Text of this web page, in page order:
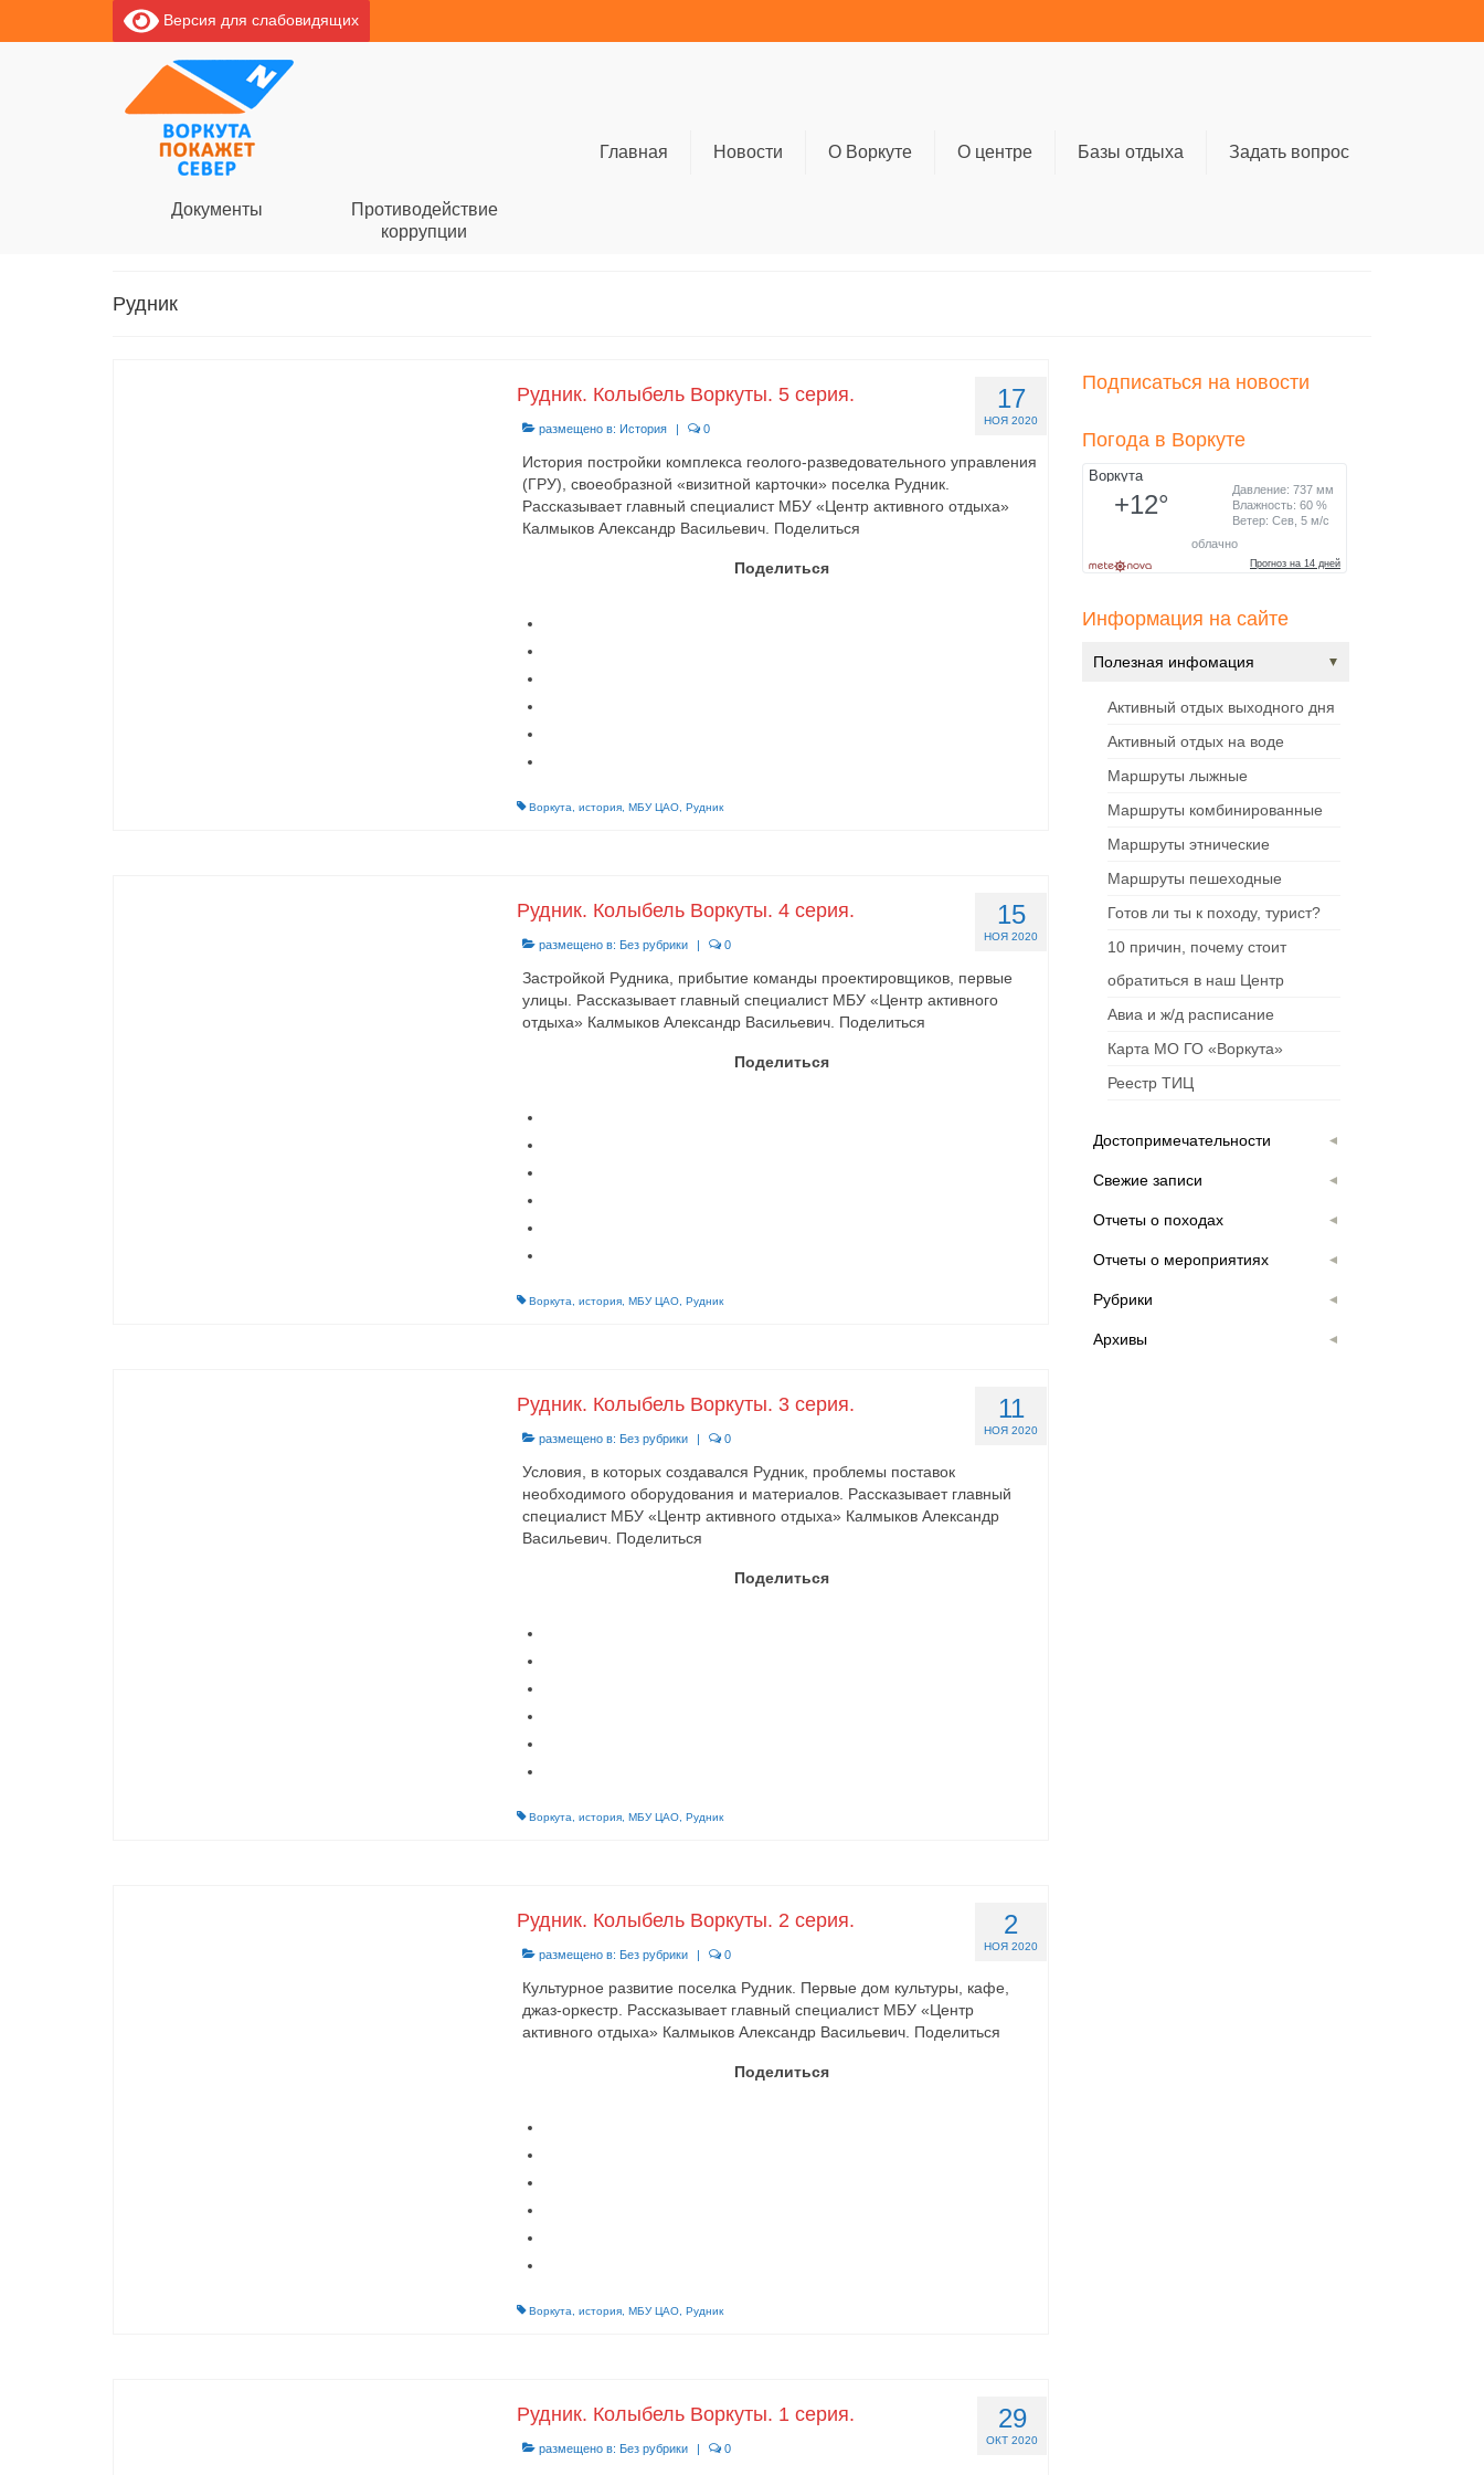
Версия для слабовидящих
Главная Новости О Воркуте О центре Базы отдыха Задать вопрос
Документы
Противодействие
коррупции
Рудник
17
НОЯ 2020
Рудник. Колыбель Воркуты. 5 серия.
размещено в: История | 0
История постройки комплекса геолого-разведовательного управления
(ГРУ), своеобразной «визитной карточки» поселка Рудник.
Рассказывает главный специалист МБУ «Центр активного отдыха»
Калмыков Александр Васильевич. Поделиться
Поделиться
Воркута история, МБУ ЦАО, Рудник
15
НОЯ 2020
Рудник. Колыбель Воркуты. 4 серия.
размещено в: Без рубрики | 0
Застройкой Рудника, прибытие команды проектировщиков, первые
улицы. Рассказывает главный специалист МБУ «Центр активного
отдыха» Калмыков Александр Васильевич. Поделиться
Поделиться
Воркута история, МБУ ЦАО, Рудник
11
НОЯ 2020
Рудник. Колыбель Воркуты. 3 серия.
размещено в: Без рубрики | 0
Условия, в которых создавался Рудник, проблемы поставок
необходимого оборудования и материалов. Рассказывает главный
специалист МБУ «Центр активного отдыха» Калмыков Александр
Васильевич. Поделиться
Поделиться
Воркута история, МБУ ЦАО, Рудник
2
НОЯ 2020
Рудник. Колыбель Воркуты. 2 серия.
размещено в: Без рубрики | 0
Культурное развитие поселка Рудник. Первые дом культуры, кафе,
джаз-оркестр. Рассказывает главный специалист МБУ «Центр
активного отдыха» Калмыков Александр Васильевич. Поделиться
Поделиться
Воркута история, МБУ ЦАО, Рудник
29
ОКТ 2020
Рудник. Колыбель Воркуты. 1 серия.
размещено в: Без рубрики | 0
Подписаться на новости
Погода в Воркуте
Информация на сайте
Полезная инфомация
Активный отдых выходного дня
Активный отдых на воде
Маршруты лыжные
Маршруты комбинированные
Маршруты этнические
Маршруты пешеходные
Готов ли ты к походу, турист?
10 причин, почему стоит
обратиться в наш Центр
Авиа и ж/д расписание
Карта МО ГО «Воркута»
Реестр ТИЦ
Достопримечательности
Свежие записи
Отчеты о походах
Отчеты о мероприятиях
Рубрики
Архивы